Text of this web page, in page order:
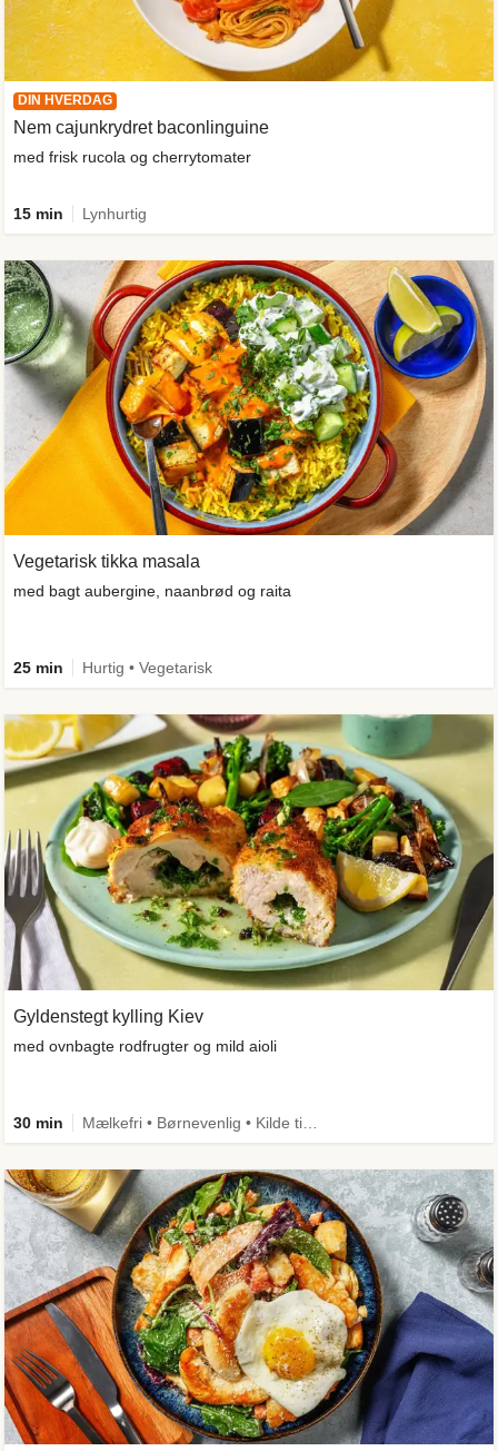
DIN HVERDAG
Nem cajunkrydret baconlinguine
med frisk rucola og cherrytomater
15 min Lynhurtig
Vegetarisk tikka masala
med bagt aubergine, naanbrød og raita
25 min Hurtig • Vegetarisk
Gyldenstegt kylling Kiev
med ovnbagte rodfrugter og mild aioli
30 min